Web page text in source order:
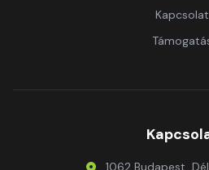
Kapcsolat
1062 Budapest,